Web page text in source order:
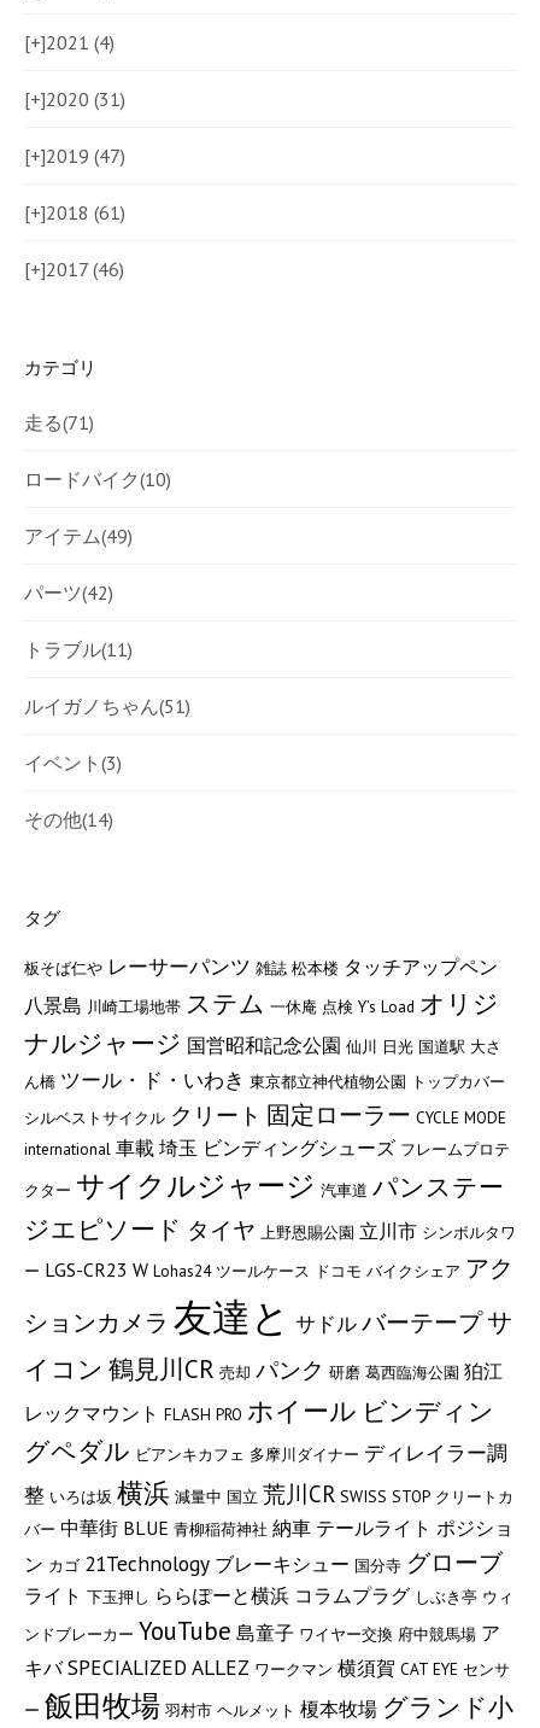
[+]2021 (4)
[+]2020 (31)
[+]2019 (47)
[+]2018 (61)
[+]2017 (46)
カテゴリ
走る(71)
ロードバイク(10)
アイテム(49)
パーツ(42)
トラブル(11)
ルイガノちゃん(51)
イベント (3)
その他(14)
タグ
板そば仁や レーサーパンツ 雑誌 松本楼 タッチアップペン
八景島 川崎工場地帯 ステム 一休庵 点検 Y’s Load オリジ
ナルジャージ 国営昭和記念公園 仙川 日光 国道駅 大さ
ん橋 ツール・ド・いわき 東京都立神代植物公園 トップカバー
シルベストサイクル クリート 固定ローラー CYCLE MODE
international 車載 埼玉 ビンディングシューズ フレームプロテ
クター サイクルジャージ 汽車道 パンステー
ジエピソード タイヤ 上野恩賜公園 立川市 シンボルタワ
ー LGS-CR23 W Lohas24 ツールケース ドコモ バイクシェア アク
ションカメラ 友達と サドルバーテープ サ
イコン 鶴見川CR 売却 パンク 研磨 葛西臨海公園 狛江
レックマウント FLASH PRO ホイール ビンディン
グペダル ビアンキカフェ 多摩川ダイナー ディレイラー調
整 いろは坂 横浜 減量中 国立 荒川CR SWISS STOP クリートカ
バー 中華街 BLUE 青柳稲荷神社 納車 テールライト ポジショ
ン カゴ 21Technology ブレーキシュー 国分寺 グローブ
ライト 下玉押し ららぽーと横浜 コラムプラグ しぶき亭 ウィ
ンドブレーカー YouTube 島童子 ワイヤー交換 府中競馬場 ア
キバ SPECIALIZED ALLEZ ワークマン 横須賀 CAT EYE センサ
ー 飯田牧場 羽村市 ヘルメット 榎本牧場 グランド小